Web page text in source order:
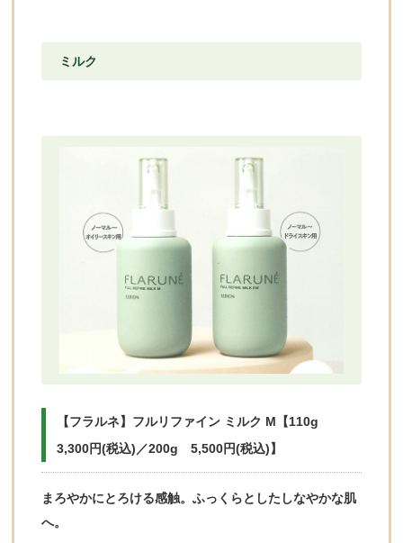
ミルク
【フラルネ】フルリファイン ミルク M【110g
3,300円(税込)／200g 5,500円(税込)】
まろやかにとろける感触。ふっくらとしたしなやかな肌
へ。